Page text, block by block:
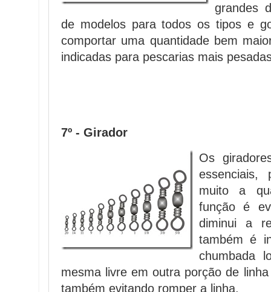
grandes
de modelos para todos os tipos e
comportar uma quantidade bem
indicadas para pescarias mais
7º - Girador
Os
essenciais,
muito a
função é
diminui a
também é
chumbada
mesma livre em outra porção de
também evitando romper a linha.